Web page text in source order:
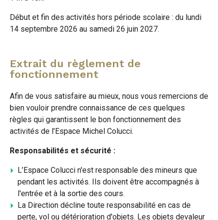
Début et fin des activités hors période scolaire : du lundi
14 septembre 2026 au samedi 26 juin 2027.
Extrait du règlement de
fonctionnement
Afin de vous satisfaire au mieux, nous vous remercions de
bien vouloir prendre connaissance de ces quelques
règles qui garantissent le bon fonctionnement des
activités de l’Espace Michel Colucci.
Responsabilités et sécurité :
L’Espace Colucci n'est responsable des mineurs que
pendant les activités. Ils doivent être accompagnés à
l'entrée et à la sortie des cours.
La Direction décline toute responsabilité en cas de
perte, vol ou détérioration d'objets. Les objets devaleur